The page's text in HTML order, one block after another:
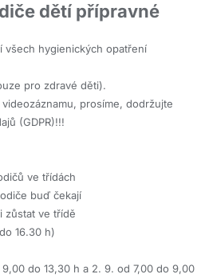
dětí přípravné
všech hygienických opatření
pro zdravé děti).
prosíme, dodržujte
(GDPR)!!!
ve třídách
buď čekají
zůstat ve třídě
16.30 h)
do 13,30 h a 2. 9. od 7,00 do 9,00